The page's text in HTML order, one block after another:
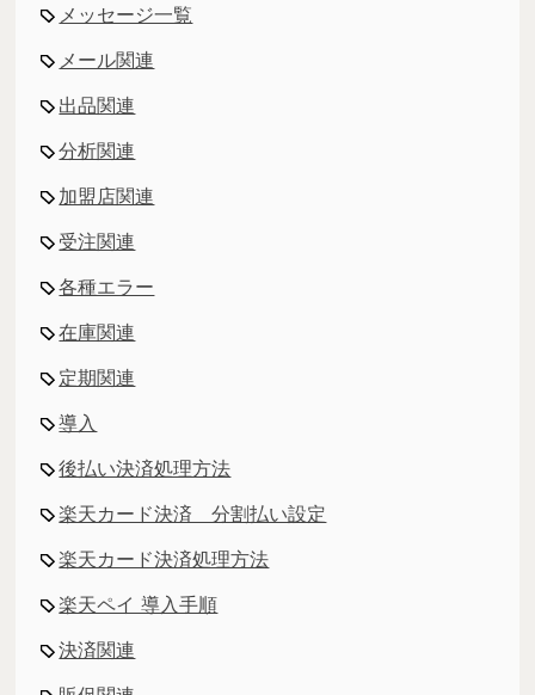
メッセージ一覧
メール関連
出品関連
分析関連
加盟店関連
受注関連
各種エラー
在庫関連
定期関連
導入
後払い決済処理方法
楽天カード決済 分割払い設定
楽天カード決済処理方法
楽天ペイ 導入手順
決済関連